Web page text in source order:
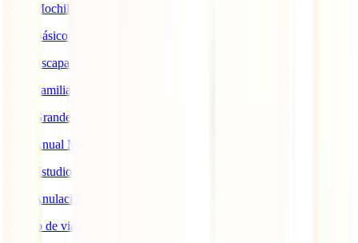
IATI Mochilero
IATI Básico
IATI Escapadas
IATI Familia
IATI Grandes Viajeros
IATI Anual Multiviaje
IATI Estudios
IATI Anulación Premium
Seguro de viaje COVID